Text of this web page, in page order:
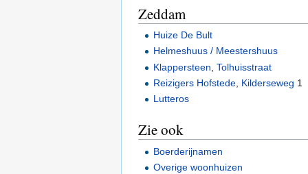
Zeddam
Huize De Bult
Helmeshuus / Meestershuus
Klappersteen ,Tolhuisstraat
Reizigers Hofstede Kilderseweg 1
Lutteros
Zie ook
Boerderijnamen
Overige woonhuizen